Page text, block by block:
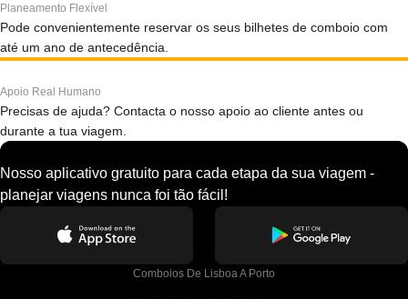
Planeamento Flexível
Pode convenientemente reservar os seus bilhetes de comboio com
até um ano de antecedência.
Apoio Real Humano
Precisas de ajuda? Contacta o nosso apoio ao cliente antes ou
durante a tua viagem.
Nosso aplicativo gratuito para cada etapa da sua viagem -
planejar viagens nunca foi tão fácil!
Comboios De Lisboa A Porto